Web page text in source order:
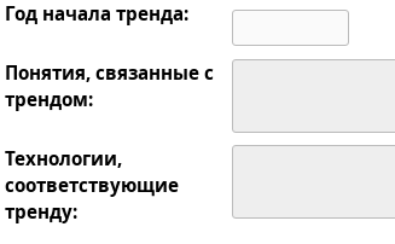
Год начала тренда:
Понятия, связанные с
трендом:
Технологии,
соответствующие
тренду: